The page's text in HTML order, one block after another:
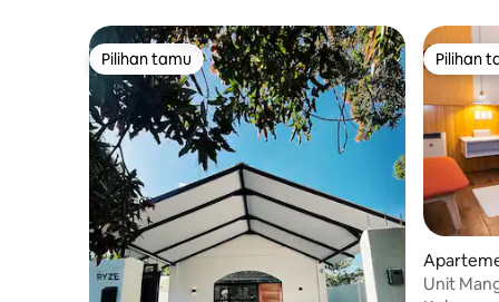
Pilihan tamu
Pilihan tamu Pilihan
Pilihan
Unit